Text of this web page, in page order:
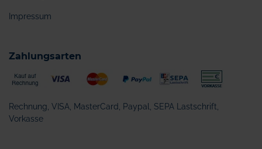
Impressum
Zahlungsarten
Rechnung, VISA, MasterCard, Paypal, SEPA Lastschrift,
Vorkasse